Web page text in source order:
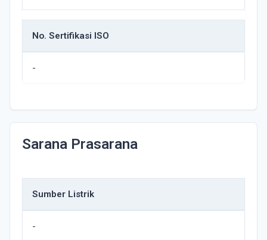
No. Sertifikasi ISO
-
Sarana Prasarana
Sumber Listrik
-